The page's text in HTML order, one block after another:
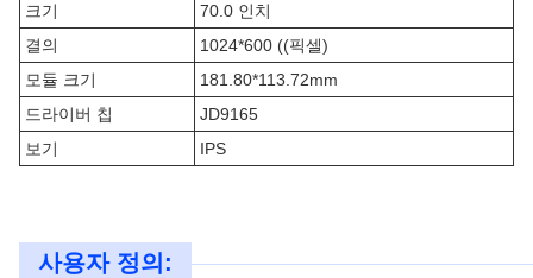
크기
70.0 인치
결의
1024*600 ((픽셀)
모듈 크기
181.80*113.72mm
드라이버 칩
JD9165
보기
IPS
사용자 정의: